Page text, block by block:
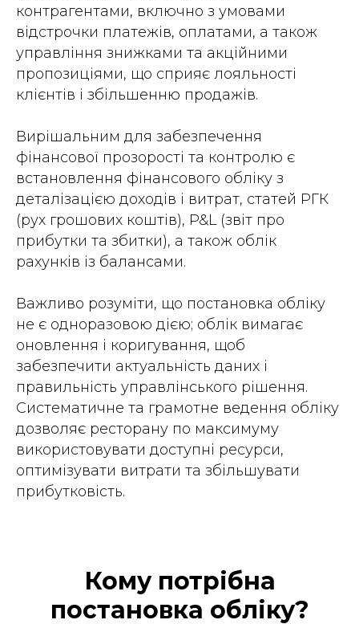
контрагентами, включно з умовами
відстрочки платежів, оплатами, а також
управління знижками та акційними
пропозиціями, що сприяє лояльності
клієнтів і збільшенню продажів.
Вирішальним для забезпечення
фінансової прозорості та контролю є
встановлення фінансового обліку з
деталізацією доходів і витрат, статей РГК
(рух грошових коштів), P&L (звіт про
прибутки та збитки), а також облік
рахунків із балансами.
Важливо розуміти, що постановка обліку
не є одноразовою дією; облік вимагає
оновлення і коригування, щоб
забезпечити актуальність даних і
правильність управлінського рішення.
Систематичне та грамотне ведення обліку
дозволяє ресторану по максимуму
використовувати доступні ресурси,
оптимізувати витрати та збільшувати
прибутковість.
Кому потрібна
постановка обліку?